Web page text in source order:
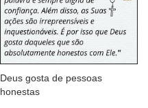
Deus gosta de pessoas
honestas